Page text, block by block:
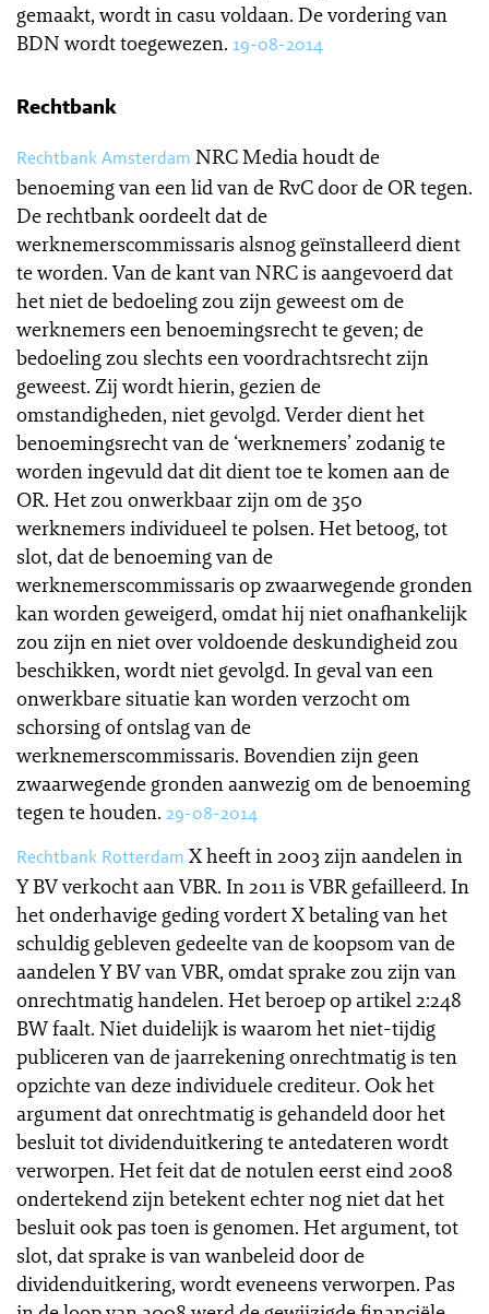
gemaakt, wordt in casu voldaan. De vordering van
BDN wordt toegewezen. 19-08-2014
Rechtbank
Rechtbank Amsterdam NRC Media houdt de
benoeming van een lid van de RvC door de OR tegen.
De rechtbank oordeelt dat de
werknemerscommissaris alsnog geïnstalleerd dient
te worden. Van de kant van NRC is aangevoerd dat
het niet de bedoeling zou zijn geweest om de
werknemers een benoemingsrecht te geven; de
bedoeling zou slechts een voordrachtsrecht zijn
geweest. Zij wordt hierin, gezien de
omstandigheden, niet gevolgd. Verder dient het
benoemingsrecht van de ‘werknemers’ zodanig te
worden ingevuld dat dit dient toe te komen aan de
OR. Het zou onwerkbaar zijn om de 350
werknemers individueel te polsen. Het betoog, tot
slot, dat de benoeming van de
werknemerscommissaris op zwaarwegende gronden
kan worden geweigerd, omdat hij niet onafhankelijk
zou zijn en niet over voldoende deskundigheid zou
beschikken, wordt niet gevolgd. In geval van een
onwerkbare situatie kan worden verzocht om
schorsing of ontslag van de
werknemerscommissaris. Bovendien zijn geen
zwaarwegende gronden aanwezig om de benoeming
tegen te houden. 29-08-2014
Rechtbank Rotterdam X heeft in 2003 zijn aandelen in
Y BV verkocht aan VBR. In 2011 is VBR gefailleerd. In
het onderhavige geding vordert X betaling van het
schuldig gebleven gedeelte van de koopsom van de
aandelen Y BV van VBR, omdat sprake zou zijn van
onrechtmatig handelen. Het beroep op artikel 2:248
BW faalt. Niet duidelijk is waarom het niet-tijdig
publiceren van de jaarrekening onrechtmatig is ten
opzichte van deze individuele crediteur. Ook het
argument dat onrechtmatig is gehandeld door het
besluit tot dividenduitkering te antedateren wordt
verworpen. Het feit dat de notulen eerst eind 2008
ondertekend zijn betekent echter nog niet dat het
besluit ook pas toen is genomen. Het argument, tot
slot, dat sprake is van wanbeleid door de
dividenduitkering, wordt eveneens verworpen. Pas